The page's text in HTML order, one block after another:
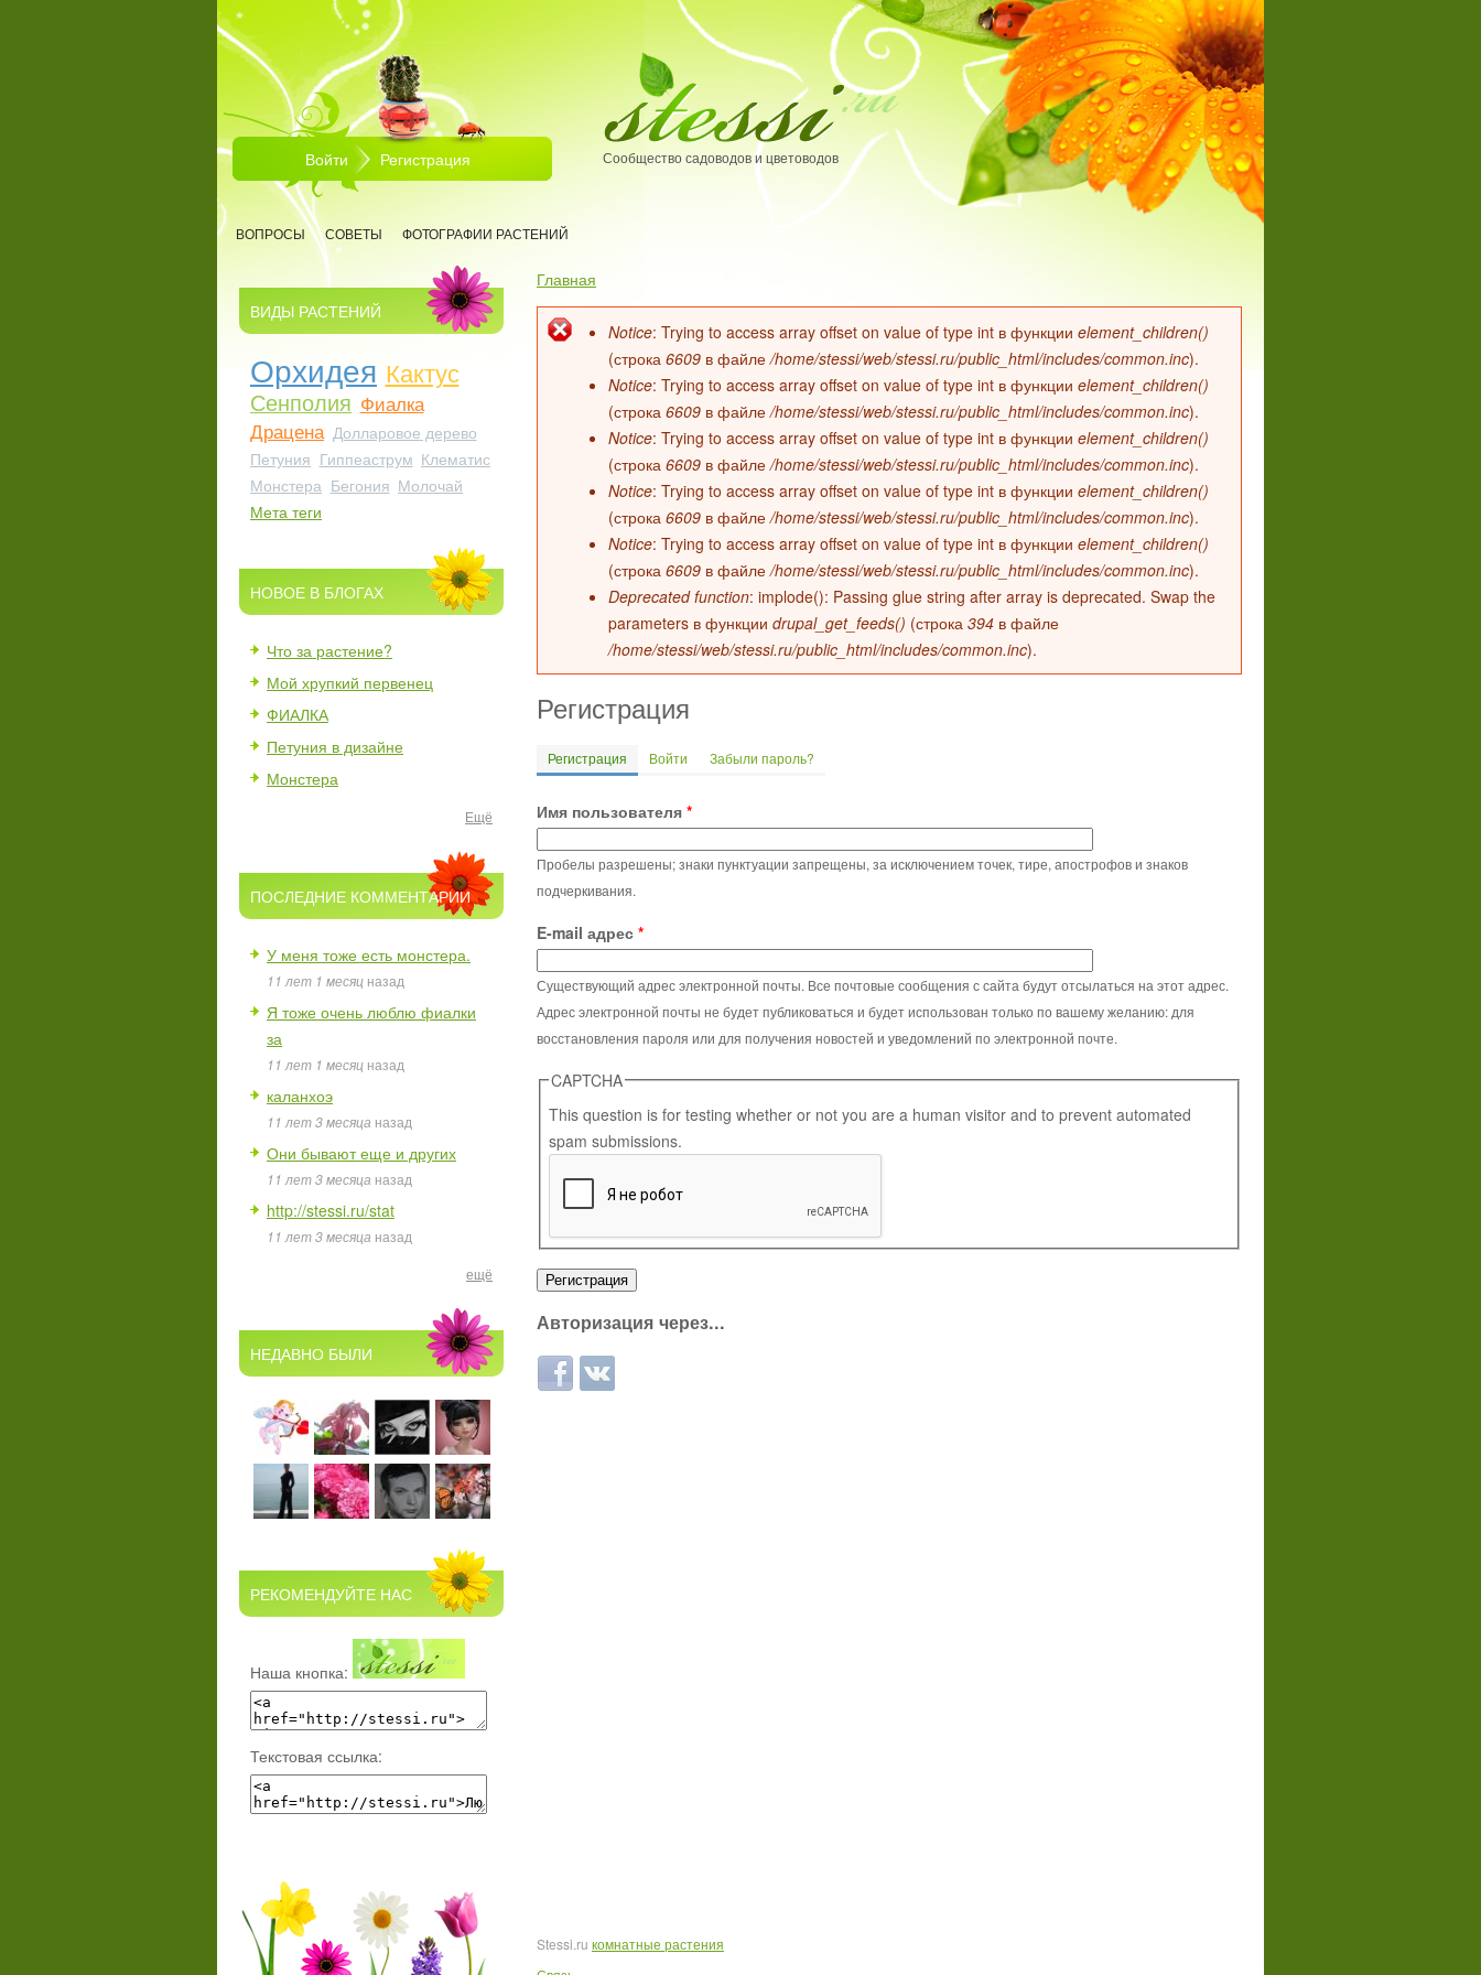
Перейти к основному содержанию
Войти Регистрация Сообщество садоводов и цветоводов
ВОПРОСЫ СОВЕТЫ ФОТОГРАФИИ РАСТЕНИЙ
ВИДЫ РАСТЕНИЙ
Орхидея Кактус
Сенполия Фиалка
Драцена Долларовое дерево
Петуния Гиппеаструм Клематис
Монстера Бегония Молочай
Мета теги
НОВОЕ В БЛОГАХ
Что за растение?
Мой хрупкий первенец
ФИАЛКА
Петуния в дизайне
Монстера
Ещё
ПОСЛЕДНИЕ КОММЕНТАРИИ
У меня тоже есть монстера.
11 лет 1 месяц назад
Я тоже очень люблю фиалки
за
11 лет 1 месяц назад
каланхоэ
11 лет 3 месяца назад
Они бывают еще и других
11 лет 3 месяца назад
http://stessi.ru/stat
11 лет 3 месяца назад
ещё
НЕДАВНО БЫЛИ
РЕКОМЕНДУЙТЕ НАС
Наша кнопка:
Текстовая ссылка:
Вы здесь
Главная
Сообщение об ошибке
Notice: Trying to access array offset on value of type int в функции element_children()
(строка 6609 в файле/home/stessi/web/stessi.ru/public_html/includes/common.inc).
Notice: Trying to access array offset on value of type int в функции element_children()
(строка 6609 в файле/home/stessi/web/stessi.ru/public_html/includes/common.inc).
Notice: Trying to access array offset on value of type int в функции element_children()
(строка 6609 в файле/home/stessi/web/stessi.ru/public_html/includes/common.inc).
Notice: Trying to access array offset on value of type int в функции element_children()
(строка 6609 в файле/home/stessi/web/stessi.ru/public_html/includes/common.inc).
Notice: Trying to access array offset on value of type int в функции element_children()
(строка 6609 в файле/home/stessi/web/stessi.ru/public_html/includes/common.inc).
Deprecated function: implode(): Passing glue string after array is deprecated. Swap the
parameters в функции drupal_get_feeds() (строка 394 в файле
/home/stessi/web/stessi.ru/public_html/includes/common.inc).
Регистрация
Главные вкладки
Регистрация (активная вкладка)
Войти Забыли пароль?
Имя пользователя *
Пробелы разрешены; знаки пунктуации запрещены, за исключением точек, тире, апострофов и знаков
подчеркивания.
E-mail адрес *
Существующий адрес электронной почты. Все почтовые сообщения с сайта будут отсылаться на этот адрес.
Адрес электронной почты не будет публиковаться и будет использован только по вашему желанию: для
восстановления пароля или для получения новостей и уведомлений по электронной почте.
CAPTCHA
This question is for testing whether or not you are a human visitor and to prevent automated
spam submissions.
Авторизация через...
Login with Facebook
Login with ВКонтакте
Stessi.ru комнатные растения